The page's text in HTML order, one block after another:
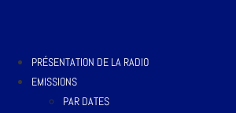
PRÉSENTATION DE LA RADIO
EMISSIONS
PAR DATES